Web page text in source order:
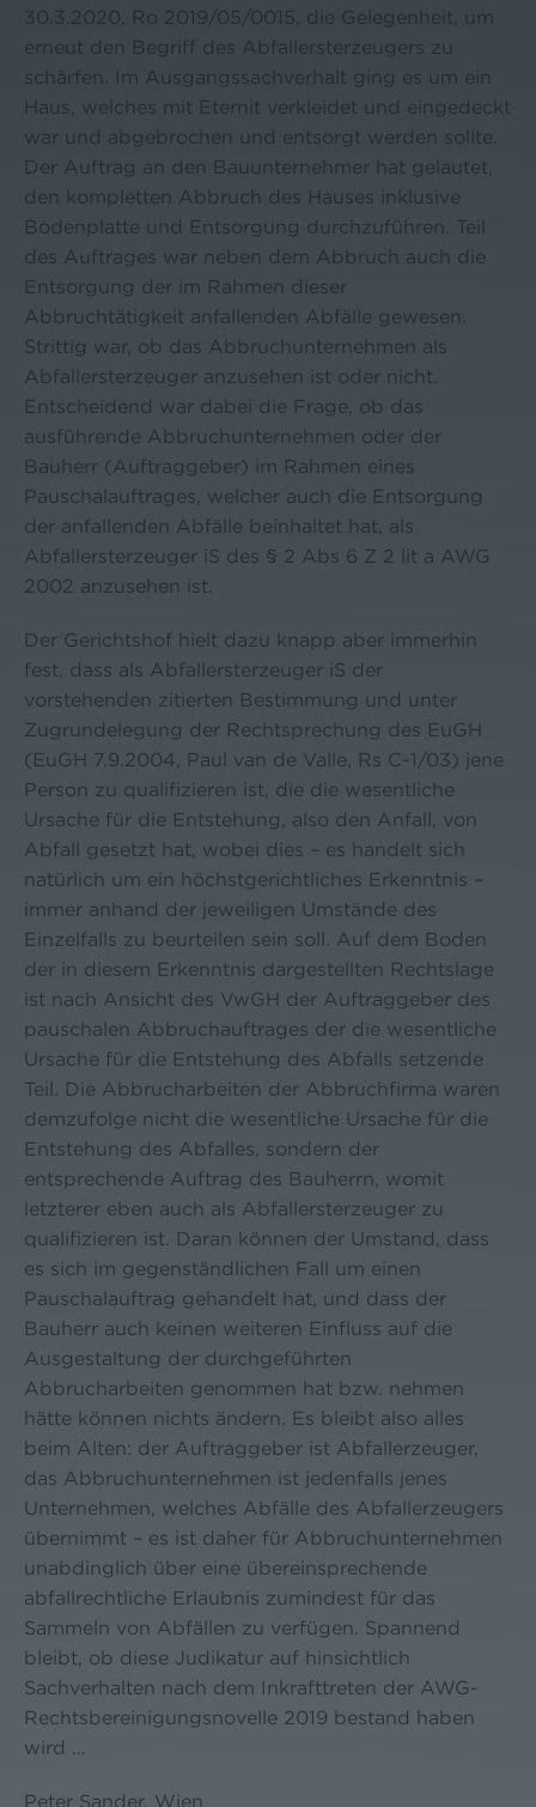
30.3.2020, Ro 2019/05/0015, die Gelegenheit, um
erneut den Begriff des Abfallersterzeugers zu
schärfen. Im Ausgangssachverhalt ging es um ein
Haus, welches mit Eternit verkleidet und eingedeckt
war und abgebrochen und entsorgt werden sollte.
Der Auftrag an den Bauunternehmer hat gelautet,
den kompletten Abbruch des Hauses inklusive
Bodenplatte und Entsorgung durchzuführen. Teil
des Auftrages war neben dem Abbruch auch die
Entsorgung der im Rahmen dieser
Abbruchtätigkeit anfallenden Abfälle gewesen.
Strittig war, ob das Abbruchunternehmen als
Abfallersterzeuger anzusehen ist oder nicht.
Entscheidend war dabei die Frage, ob das
ausführende Abbruchunternehmen oder der
Bauherr (Auftraggeber) im Rahmen eines
Pauschalauftrages, welcher auch die Entsorgung
der anfallenden Abfälle beinhaltet hat, als
Abfallersterzeuger iS des § 2 Abs 6 Z 2 lit a AWG
2002 anzusehen ist.
Der Gerichtshof hielt dazu knapp aber immerhin
fest, dass als Abfallersterzeuger iS der
vorstehenden zitierten Bestimmung und unter
Zugrundelegung der Rechtsprechung des EuGH
(EuGH 7.9.2004, Paul van de Valle, Rs C-1/03) jene
Person zu qualifizieren ist, die die wesentliche
Ursache für die Entstehung, also den Anfall, von
Abfall gesetzt hat, wobei dies – es handelt sich
natürlich um ein höchstgerichtliches Erkenntnis –
immer anhand der jeweiligen Umstände des
Einzelfalls zu beurteilen sein soll. Auf dem Boden
der in diesem Erkenntnis dargestellten Rechtslage
ist nach Ansicht des VwGH der Auftraggeber des
pauschalen Abbruchauftrages der die wesentliche
Ursache für die Entstehung des Abfalls setzende
Teil. Die Abbrucharbeiten der Abbruchfirma waren
demzufolge nicht die wesentliche Ursache für die
Entstehung des Abfalles, sondern der
entsprechende Auftrag des Bauherrn, womit
letzterer eben auch als Abfallersterzeuger zu
qualifizieren ist. Daran können der Umstand, dass
es sich im gegenständlichen Fall um einen
Pauschalauftrag gehandelt hat, und dass der
Bauherr auch keinen weiteren Einfluss auf die
Ausgestaltung der durchgeführten
Abbrucharbeiten genommen hat bzw. nehmen
hätte können nichts ändern. Es bleibt also alles
beim Alten: der Auftraggeber ist Abfallerzeuger,
das Abbruchunternehmen ist jedenfalls jenes
Unternehmen, welches Abfälle des Abfallerzeugers
übernimmt – es ist daher für Abbruchunternehmen
unabdinglich über eine übereinsprechende
abfallrechtliche Erlaubnis zumindest für das
Sammeln von Abfällen zu verfügen. Spannend
bleibt, ob diese Judikatur auf hinsichtlich
Sachverhalten nach dem Inkrafttreten der AWG-
Rechtsbereinigungsnovelle 2019 bestand haben
wird …
Peter Sander, Wien